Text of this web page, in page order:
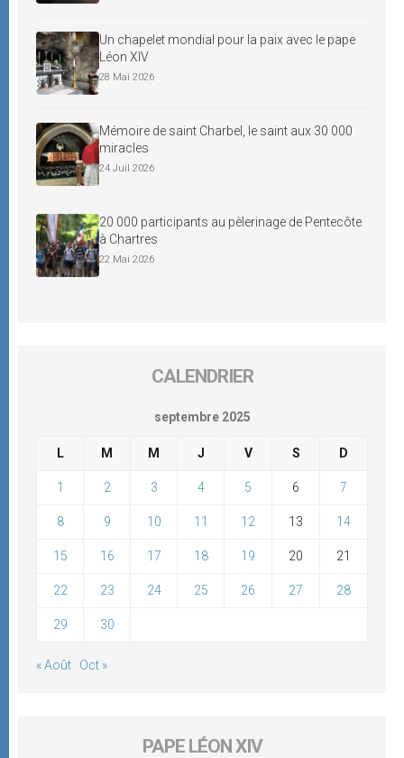
Un chapelet mondial pour la paix avec le pape
Léon XIV
28 Mai 2026
Mémoire de saint Charbel, le saint aux 30 000
miracles
24 Juil 2026
20 000 participants au pèlerinage de Pentecôte
à Chartres
22 Mai 2026
CALENDRIER
septembre 2025
L M M J V S D
1 2 3 4 5 6 7
8 9 10 11 12 13 14
15 16 17 18 19 20 21
22 23 24 25 26 27 28
29 30
« Août Oct »
PAPE LÉON XIV